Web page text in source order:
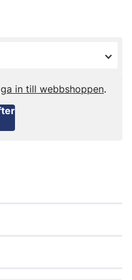
in till webbshoppen.